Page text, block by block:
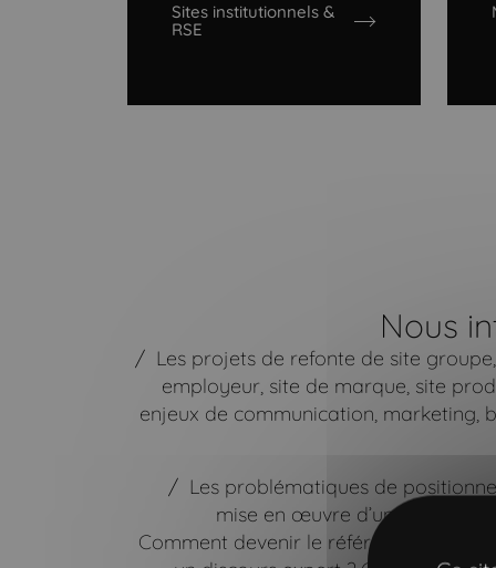
Sites institutionnels &
RSE
Nous
Les projets de refonte de site
employeur, site de marque, site
enjeux de communication, marketing,
Les problématiques de
mise en œuvre d’une stratégie
Comment devenir le référent sur une